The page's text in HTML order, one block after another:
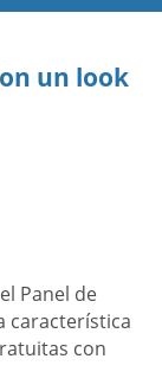
un look
Panel de
característica
con